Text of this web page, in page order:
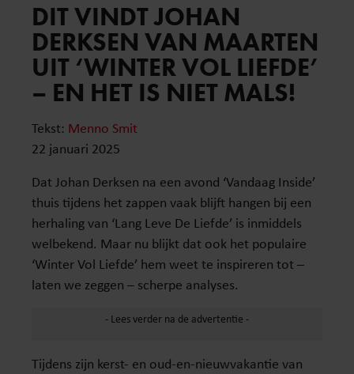
DIT VINDT JOHAN
DERKSEN VAN MAARTEN
UIT ‘WINTER VOL LIEFDE’
– EN HET IS NIET MALS!
Tekst: Menno Smit
22 januari 2025
Dat Johan Derksen na een avond ‘Vandaag Inside’
thuis tijdens het zappen vaak blijft hangen bij een
herhaling van ‘Lang Leve De Liefde’ is inmiddels
welbekend. Maar nu blijkt dat ook het populaire
‘Winter Vol Liefde’ hem weet te inspireren tot –
laten we zeggen – scherpe analyses.
Tijdens zijn kerst- en oud-en-nieuwvakantie van